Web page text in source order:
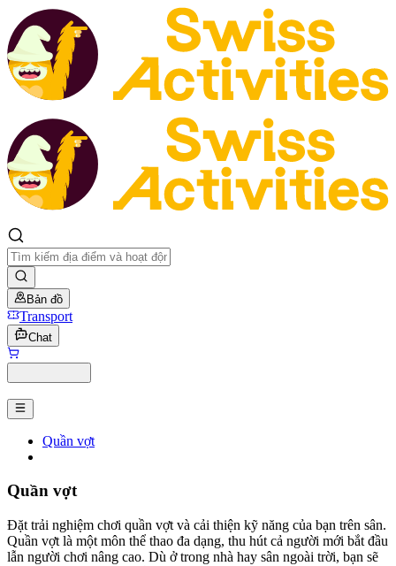
Bản đồ
Transport
Chat
Quần vợt
Quần vợt
Đặt trải nghiệm chơi quần vợt và cải thiện kỹ năng của bạn trên sân.
Quần vợt là một môn thể thao đa dạng, thu hút cả người mới bắt đầu
lẫn người chơi nâng cao. Dù ở trong nhà hay sân ngoài trời, bạn sẽ